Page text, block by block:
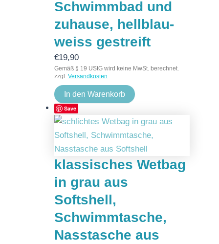
Schwimmbad und
zuhause, hellblau-
weiss gestreift
€19,90
Gemäß § 19 UStG wird keine MwSt. berechnet.
zzgl. Versandkosten
In den Warenkorb
Save
klassisches Wetbag
in grau aus
Softshell,
Schwimmtasche,
Nasstasche aus